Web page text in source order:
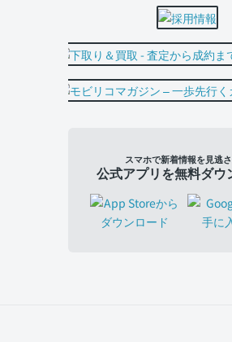
スマホで新着情報を見逃
公式アプリを無料ダウ